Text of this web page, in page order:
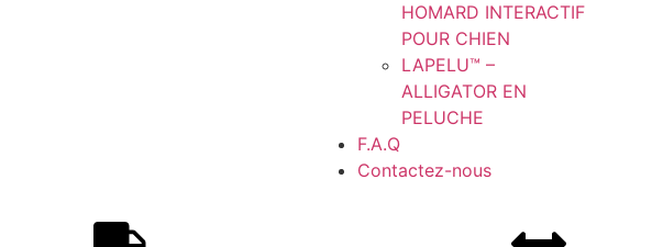
HOMARD INTERACTIF
POUR CHIEN
LAPELU™ –
ALLIGATOR EN
PELUCHE
F.A.Q
Contactez-nous